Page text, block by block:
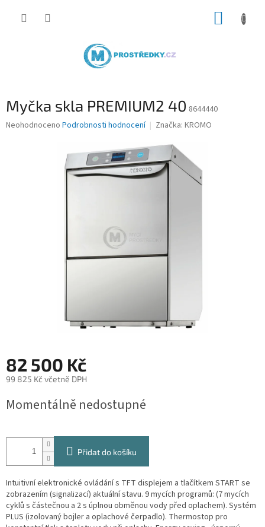
Myčka skla PREMIUM2 40 8644440
Průměrné
Neohodnoceno Podrobnosti hodnocení Značka: KROMO
82 500 Kč
99 825 Kč včetně DPH
cena:
Momentálně nedostupné
Přidat do košíku
Intuitivní elektronické ovládání s TFT displejem a tlačítkem START se
zobrazením (signalizací) aktuální stavu. 9 mycích programů: (7 mycích
cyklů s částečnou a 2 s úplnou obměnou vody před oplachem). Systém
PLUS (izolovaný bojler a oplachové čerpadlo). Thermostop pro